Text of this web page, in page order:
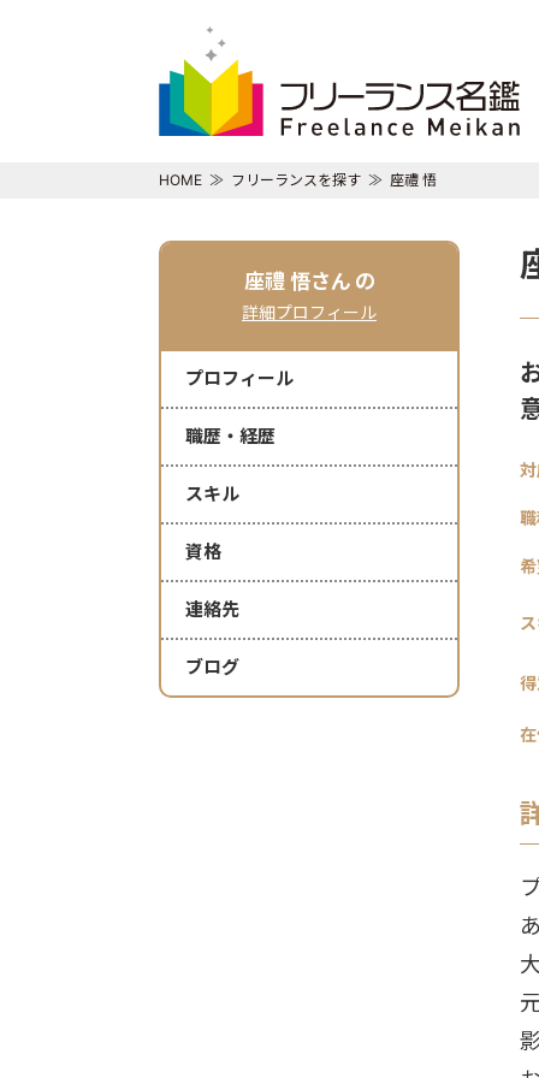
HOME フリーランスを探す 座禮 悟
座禮 悟さん の
詳細プロフィール
プロフィール
職歴・経歴
スキル
資格
連絡先
ブログ